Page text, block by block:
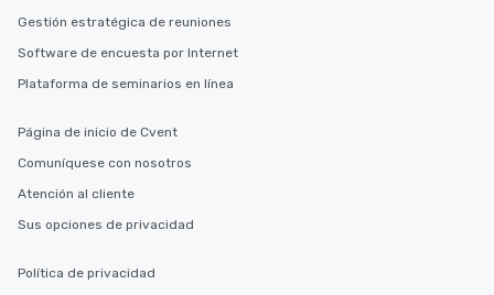
Gestión estratégica de reuniones
Software de encuesta por Internet
Plataforma de seminarios en línea
Página de inicio de Cvent
Comuníquese con nosotros
Atención al cliente
Sus opciones de privacidad
Política de privacidad